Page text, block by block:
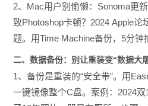
2、Mac用户别偷懒：Sonoma更
致Photoshop卡顿？2024 Apple论
题。用Time Machine备份，5分钟
二、数据备份：别让重装变“数据大
1、备份是重装的“安全带”。用
一键镜像整个C盘。案例：2024